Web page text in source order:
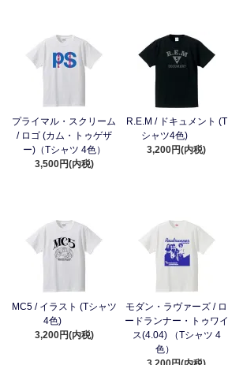
プライマル・スクリーム
/ ロゴ (カム・トゥゲザ
ー)（Tシャツ 4色）
3,500円(内税)
R.E.M / ドキュメント (T
シャツ4色)
3,200円(内税)
MC5 / イラスト (Tシャツ
4色)
3,200円(内税)
モダン・ラヴァーズ / ロ
ードランナー・トゥワイ
ス(4.04) （Tシャツ 4
色）